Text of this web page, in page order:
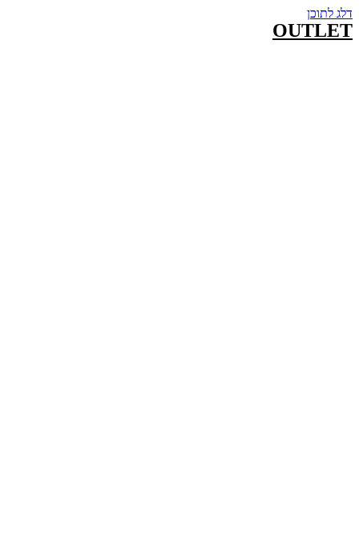
דלג לתוכן
OUTLET